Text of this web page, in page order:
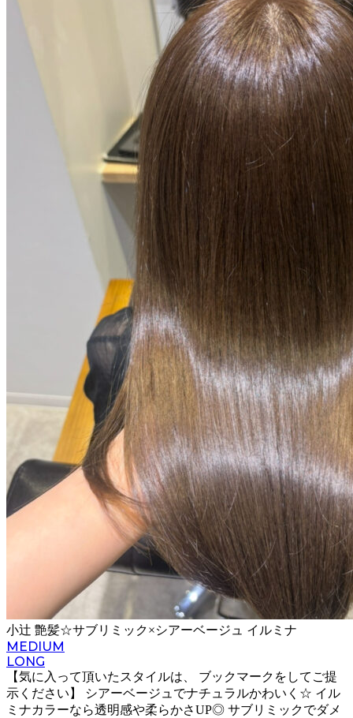
小辻 艶髪☆サブリミック×シアーベージュ イルミナ
MEDIUM
LONG
【気に入って頂いたスタイルは、 ブックマークをしてご提
示ください】 シアーベージュでナチュラルかわいく☆ イル
ミナカラーなら透明感や柔らかさUP◎ サブリミックでダメ